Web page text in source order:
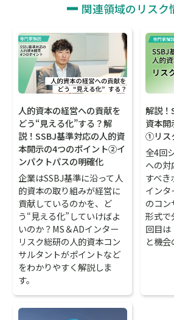
関連領域のリスク
人的資本の経営への貢献を
どう“見える化”する？解
説！SSBJ基準対応の人的資
本開示の4つのポイント②イ
ンパクトパスの明確化
企業はSSBJ基準に沿って人
的資本の取り組みが経営に
貢献しているのかを、ど
う“見える化”していけばよ
いのか？MS＆ADインター
リスク総研の人的資本コン
サルタントがポイントなど
をわかりやすく解説しま
す。
解説！
資本開
①リス
全4回
への対
すべき
イン
のコン
形式で
回目は
と機会